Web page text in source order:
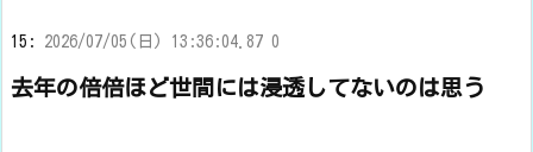
15: 2026/07/05(日) 13:36:04.87 0
去年の倍倍ほど世間には浸透してないのは思う